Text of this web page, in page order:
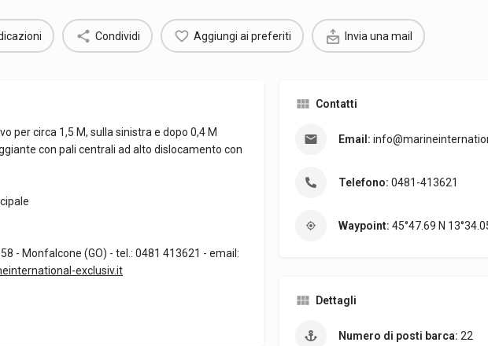
Condividi Aggiungi ai preferiti Invia una mail
per circa 1,5 M, sulla sinistra e dopo 0,4 M
con pali centrali ad alto dislocamento con
- Monfalcone (GO) - tel.: 0481 413621 - email:
exclusiv.it
Contatti
Email:
Telefono: 0481-413621
Waypoint: 45°47.69 N
Dettagli
Numero di posti barca: 22